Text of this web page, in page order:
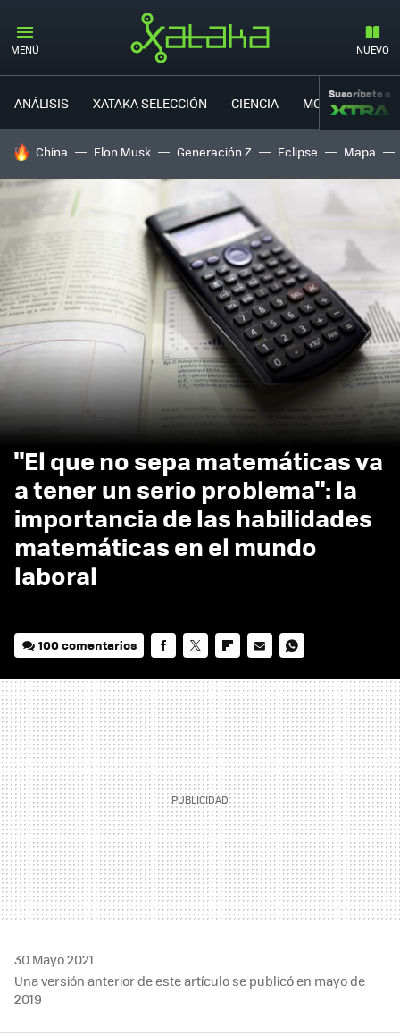
MENÚ NUEVO
ANÁLISIS XATAKA SELECCIÓN CIENCIA MOVILIDAD
Suscríbete a
HOY SE HABLA DE
China Elon Musk Generación Z Eclipse Mapa
"El que no sepa matemáticas va
a tener un serio problema": la
importancia de las habilidades
matemáticas en el mundo
laboral
100 comentarios
MAIL
30 Mayo 2021
Una versión anterior de este artículo se publicó en mayo de
2019